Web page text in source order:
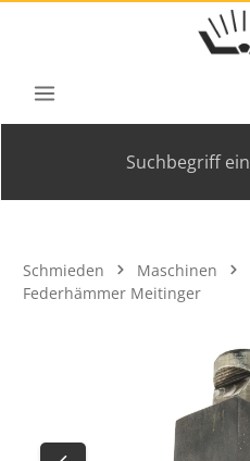
Zum Hauptinhalt springen
Schmieden Maschinen
Federhämmer Meitinger
Bildergalerie überspringen